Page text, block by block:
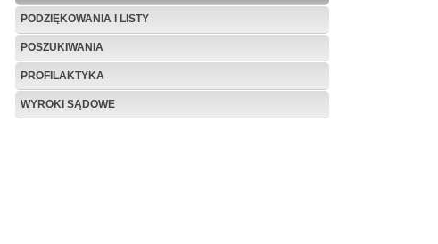
PODZIĘKOWANIA I LISTY
POSZUKIWANIA
PROFILAKTYKA
WYROKI SĄDOWE